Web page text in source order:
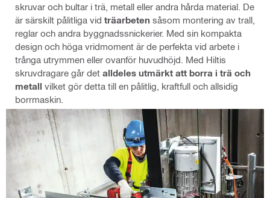
skruvar och bultar i trä, metall eller andra hårda material. De
är särskilt pålitliga vid träarbeten såsom montering av trall,
reglar och andra byggnadssnickerier. Med sin kompakta
design och höga vridmoment är de perfekta vid arbete i
trånga utrymmen eller ovanför huvudhöjd. Med Hiltis
skruvdragare går det alldeles utmärkt att borra i trä och
metall vilket gör detta till en pålitlig, kraftfull och allsidig
borrmaskin.